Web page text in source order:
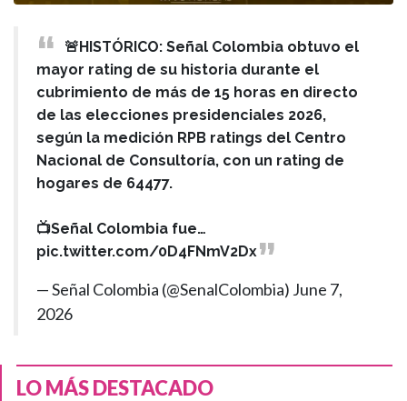
🚨HISTÓRICO: Señal Colombia obtuvo el
mayor rating de su historia durante el
cubrimiento de más de 15 horas en directo
de las elecciones presidenciales 2026,
según la medición RPB ratings del Centro
Nacional de Consultoría, con un rating de
hogares de 64477.
📺Señal Colombia fue…
pic.twitter.com/0D4FNmV2Dx
— Señal Colombia (@SenalColombia) June 7,
2026
LO MÁS DESTACADO